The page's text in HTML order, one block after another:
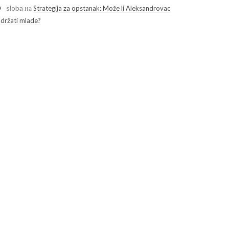
sloba наStrategija za opstanak: Može li Aleksandrovac
mlade?